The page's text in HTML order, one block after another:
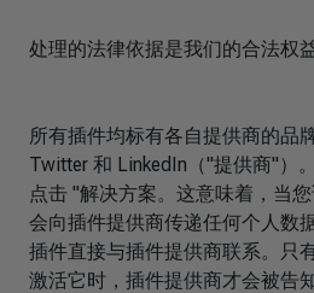
处理的法律依据是我们的合法权
所有插件均标有各自提供商的品
Twitter 和 LinkedIn（"提供商"）
点击 "解决方案。这意味着，当
会向插件提供商传递任何个人数
插件直接与插件提供商联系。只
激活它时，插件提供商才会被告